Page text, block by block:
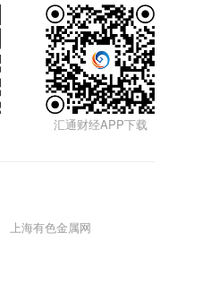
汇通财经APP下载
上海有色金属网